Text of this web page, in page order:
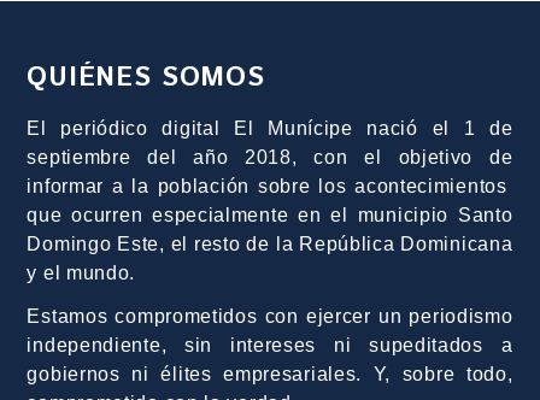
QUIÉNES SOMOS
El periódico digital El Munícipe nació el 1 de
septiembre del año 2018, con el objetivo de
informar a la población sobre los acontecimientos
que ocurren especialmente en el municipio Santo
Domingo Este, el resto de la República Dominicana
y el mundo.
Estamos comprometidos con ejercer un periodismo
independiente, sin intereses ni supeditados a
gobiernos ni élites empresariales. Y, sobre todo,